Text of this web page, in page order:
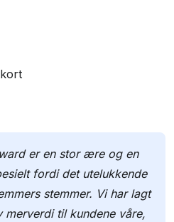
er en stor ære og en
fordi det utelukkende
stemmer. Vi har lagt
til kundene våre,